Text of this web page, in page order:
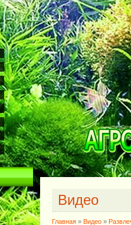
Видео
Главная » Видео »